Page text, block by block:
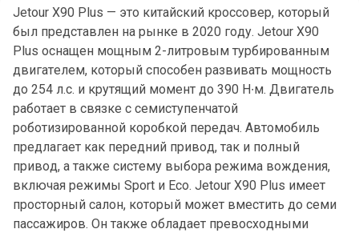
Jetour X90 Plus — это китайский кроссовер, который
был представлен на рынке в 2020 году. Jetour X90
Plus оснащен мощным 2-литровым турбированным
двигателем, который способен развивать мощность
до 254 л.с. и крутящий момент до 390 Н∙м. Двигатель
работает в связке с семиступенчатой
роботизированной коробкой передач. Автомобиль
предлагает как передний привод, так и полный
привод, а также систему выбора режима вождения,
включая режимы Sport и Eco. Jetour X90 Plus имеет
просторный салон, который может вместить до семи
пассажиров. Он также обладает превосходными